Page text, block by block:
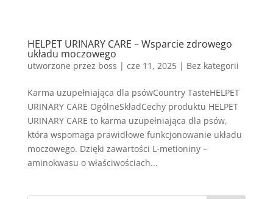
HELPET URINARY CARE – Wsparcie zdrowego
układu moczowego
utworzone przez boss | cze 11, 2025| Bez kategorii
Karma uzupełniająca dla psówCountry TasteHELPET
URINARY CARE OgólneSkładCechy produktu HELPET
URINARY CARE to karma uzupełniająca dla psów,
która wspomaga prawidłowe funkcjonowanie układu
moczowego. Dzięki zawartości L-metioniny –
aminokwasu o właściwościach...